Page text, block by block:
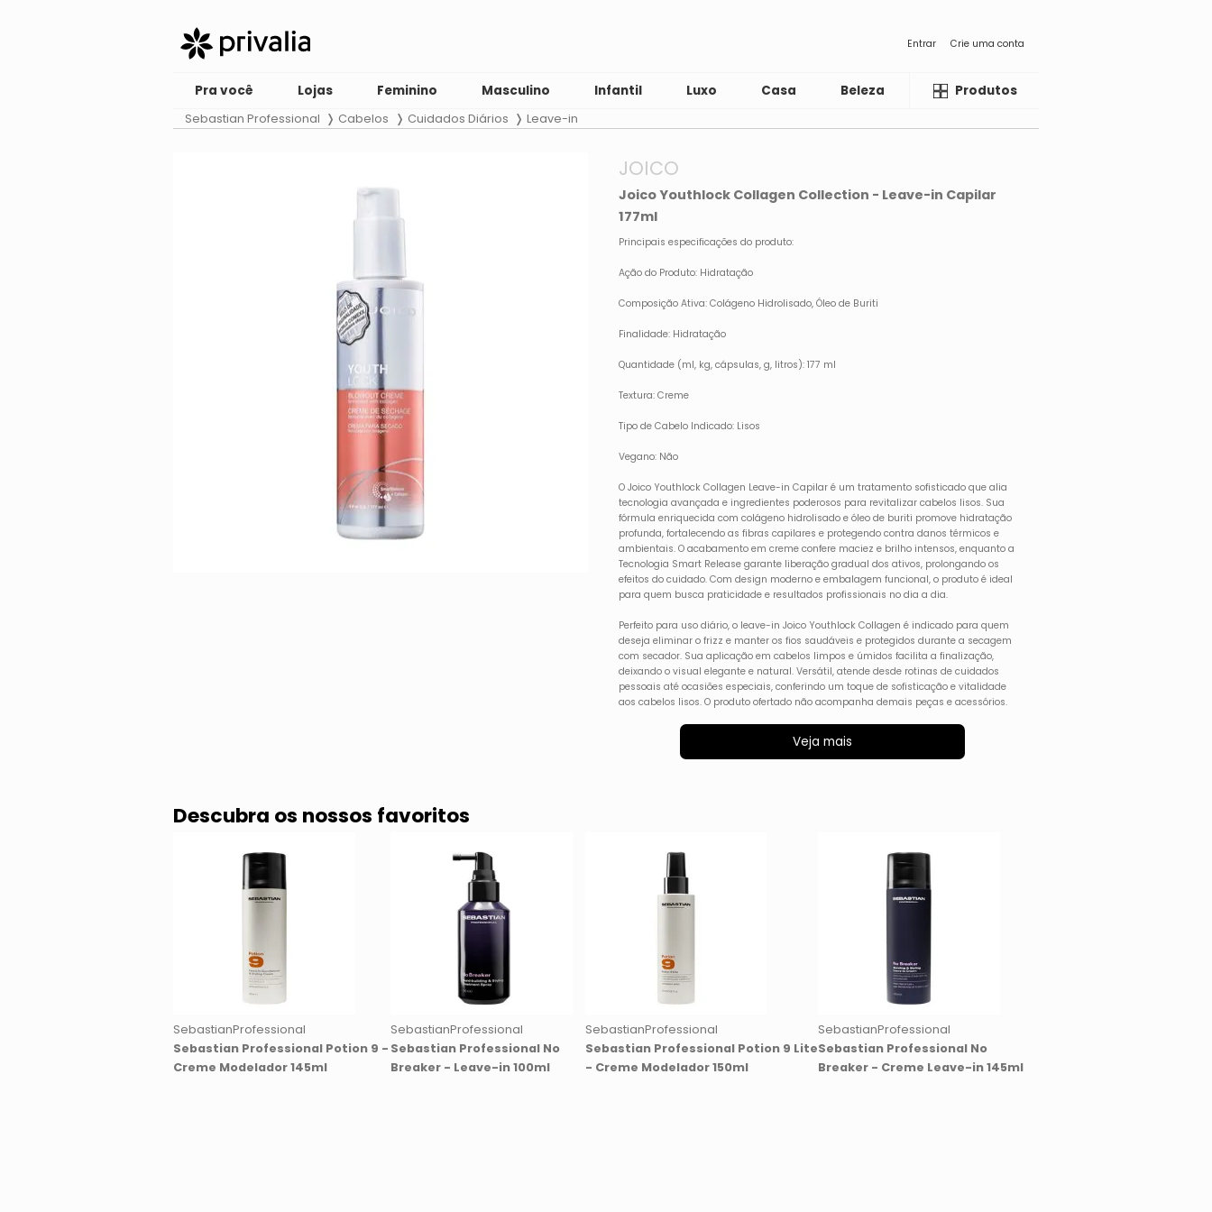
Entrar Crie uma conta
Pra você Lojas Feminino Masculino Infantil Luxo Casa Beleza LiquidaProdutos
Sebastian Professional Cabelos Cuidados Diários Leave-in
JOICO
Joico Youthlock Collagen Collection - Leave-in Capilar
177ml
Principais especificações do produto:
Ação do Produto: Hidratação
Composição Ativa: Colágeno Hidrolisado, Óleo de Buriti
Finalidade: Hidratação
Quantidade (ml, kg, cápsulas, g, litros): 177 ml
Textura: Creme
Tipo de Cabelo Indicado: Lisos
Vegano: Não
O Joico Youthlock Collagen Leave-in Capilar é um tratamento sofisticado que alia
tecnologia avançada e ingredientes poderosos para revitalizar cabelos lisos. Sua
fórmula enriquecida com colágeno hidrolisado e óleo de buriti promove hidratação
profunda, fortalecendo as fibras capilares e protegendo contra danos térmicos e
ambientais. O acabamento em creme confere maciez e brilho intensos, enquanto a
Tecnologia Smart Release garante liberação gradual dos ativos, prolongando os
efeitos do cuidado. Com design moderno e embalagem funcional, o produto é ideal
para quem busca praticidade e resultados profissionais no dia a dia.
Perfeito para uso diário, o leave-in Joico Youthlock Collagen é indicado para quem
deseja eliminar o frizz e manter os fios saudáveis e protegidos durante a secagem
com secador. Sua aplicação em cabelos limpos e úmidos facilita a finalização,
deixando o visual elegante e natural. Versátil, atende desde rotinas de cuidados
pessoais até ocasiões especiais, conferindo um toque de sofisticação e vitalidade
aos cabelos lisos. O produto ofertado não acompanha demais peças e acessórios.
Veja mais
Descubra os nossos favoritos
SebastianProfessional
Sebastian Professional Potion 9 -
Creme Modelador 145ml
SebastianProfessional
Sebastian Professional No
Breaker - Leave-in 100ml
SebastianProfessional
Sebastian Professional Potion 9 Lite
- Creme Modelador 150ml
SebastianProfessional
Sebastian Professional No
Breaker - Creme Leave-in 145ml